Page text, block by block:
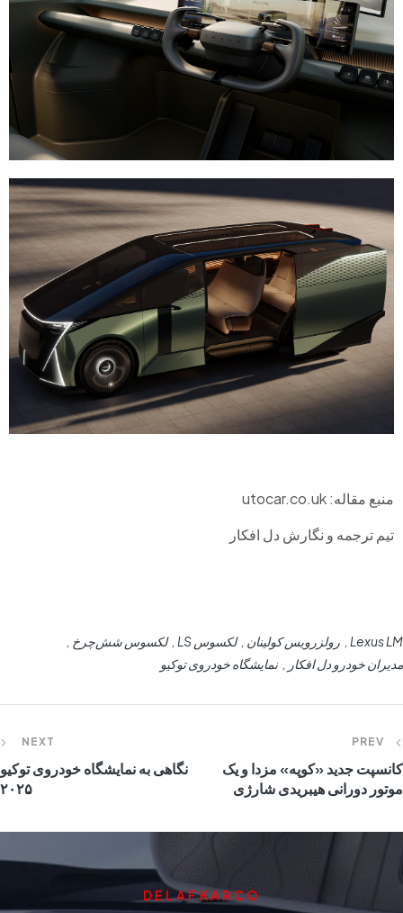
منبع مقاله: utocar.co.uk
تیم ترجمه و نگارش دل افکار
Lexus LM رولزرویس کولینان لکسوس LS
لکسوس شش‌چرخ
مدیران خودرو دل افکار
نمایشگاه خودروی توکیو
PREV
کانسپت جدید «کوپه» مزدا و یک
موتور دورانی هیبریدی شارژی
NEXT
نگاهی به نمایشگاه خودروی توکیو
۲۰۲۵
DELAFKARCO